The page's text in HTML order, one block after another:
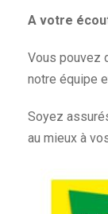
A votre
Vous pouvez
notre équipe
Soyez
au mieux à